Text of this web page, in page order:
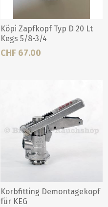
Köpi Zapfkopf Typ D 20 Lt
Kegs 5/8-3/4
CHF 67.00
Korbfitting Demontagekopf
für KEG